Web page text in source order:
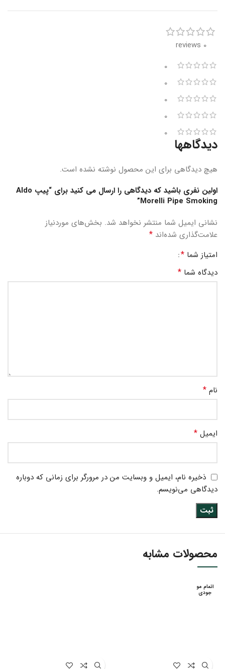
0 reviews
0
0
0
0
0
دیدگاهها
هیچ دیدگاهی برای این محصول نوشته نشده است.
اولین نفری باشید که دیدگاهی را ارسال می کنید برای “پیپ Aldo
Morelli Pipe Smoking”
نشانی ایمیل شما منتشر نخواهد شد. بخش‌های موردنیاز
علامت‌گذاری شده‌اند *
امتیاز شما *
دیدگاه شما *
نام *
ایمیل *
ذخیره نام، ایمیل و وبسایت من در مرورگر برای زمانی که دوباره
دیدگاهی می‌نویسم.
محصولات مشابه
اتمام مو
جودی